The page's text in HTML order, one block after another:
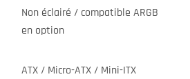
Non éclairé / compatible ARGB
en option
ATX / Micro-ATX / Mini-ITX